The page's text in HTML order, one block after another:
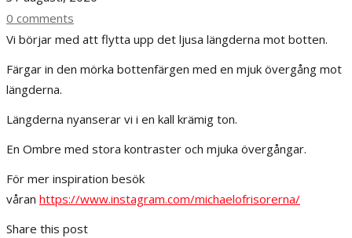
0 comments
Vi börjar med att flytta upp det ljusa längderna mot botten.
Färgar in den mörka bottenfärgen med en mjuk övergång mot
längderna.
Längderna nyanserar vi i en kall krämig ton.
En Ombre med stora kontraster och mjuka övergångar.
För mer inspiration besök
våran https://www.instagram.com/michaelofrisorerna/
Share this post